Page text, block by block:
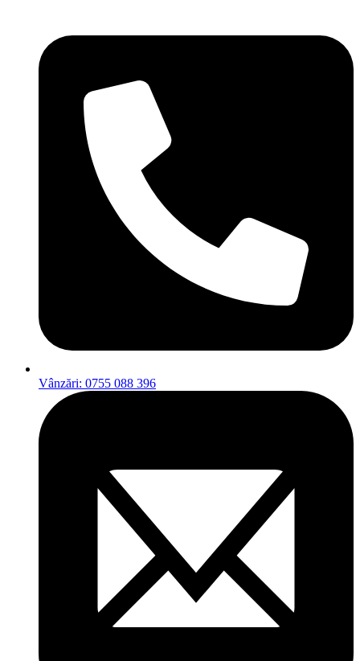
Vânzări: 0755 088 396